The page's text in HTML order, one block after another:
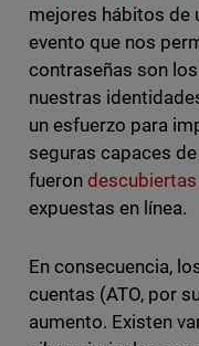
mejores hábitos de
evento que nos
contraseñas son
nuestras
un esfuerzo para
seguras capaces
fueron descubiertas
expuestas en línea.
En consecuencia,
cuentas (ATO, por
aumento. Existen